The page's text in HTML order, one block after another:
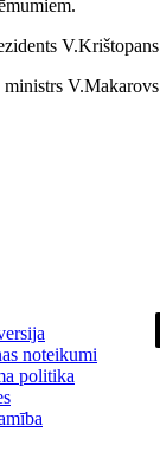
V.Krištopans
V.Makarovs
noteikumi
politika